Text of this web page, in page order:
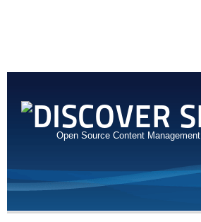
Open Source Content Management